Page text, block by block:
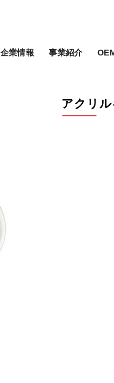
企業情報 事業紹介
アクリ